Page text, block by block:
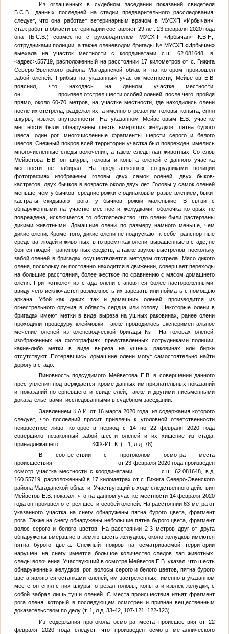
Из оглашенных в судебном заседании показаний свидетеля
Б.С.В.
, данных последней на стадии предварительного расследования,
следует, что она работает ветеринарным врачом в МУСХП «Ирбычан»,
стаж работ в области ветеринарии составляет 29 лет. 23 февраля 2020 года
она (Б.С.В. ) совместно с руководителем МУСХП «Ирбычан»К.В.Н,
сотрудниками полиции, а также оленеводом бригады № МУСХП «Ирбычан»
выехала на участок местности с координатами с.ш. 62.081648, в.
<адрес>.55719, расположенный на расстоянии 17 километров от с. Гижига
Северо-Эвенского района Магаданской области, на котором произошел
забой оленей. Прибыв на указанный участок местности, Мейветов Е.В.
пояснил, что находясь на данном участке местности,
он произвел отстрел шести особей оленей, после чего, пройдя
прямо, около 60-70 метров, на участке местности, где находились олени
после их отстрела, разделал их, а именно отрезал им головы, копыта, снял
шкуры, извлек внутренности. На указанном Мейветовым Е.В. участке
местности были обнаружены шесть вмерзших желудков, пятна бурого
цвета, один рог, многочисленные фрагменты шерсти серого и белого
цветов. Снежный покров всей территории участка был поврежден, имелись
многочисленные следы волочения, а также следы лап животных. Со слов
Мейветова Е.В. он шкуры, головы и копыта оленей с данного участка
местности не забирал. На представленных сотрудниками полиции
фотографиях изображены головы двух самок оленей, двух быков-
кастратов, двух бычков в возрасте около двух лет. Головы у самок оленей
меньше, чем у бычков, средние рожки с одинаковым разветвлением, быки-
кастраты скидывают рога, у бычков рожки маленькие. В связи с
обнаруженными на участке местности желудками, оболочка которых не
повреждена, исключается то обстоятельство, что олени были растерзаны
дикими животными. Домашние олени по размеру намного меньше, чем
дикие олени. Кроме того, дикие олени не подпускают к себе транспортные
средства, людей и животных, в то время как олени, выращенные в стаде, не
боятся людей, транспортных средств, а также звуков выстрелов, поскольку
забой оленей в бригадах осуществляется методом отстрела. Мясо дикого
оленя, поскольку он постоянно находится в движении, совершает переходы
на большие расстояния, более жесткое по сравнению с мясом домашнего
оленя. При «отколе» из стада олени становятся более настороженными,
ввиду чего исключается возможность их зарезать или поймать с помощью
аркана. Убой как диких, так и домашних оленей, производится из
огнестрельного оружия в область сердца или голову. Некоторые олени в
бригадах имеют метки в виде выреза на ушных раковинах, ранее олени
проходили процедуру клеймовки, также проводилось экспериментальное
мечение оленей из оленеводческой бригады №
. На головах оленей,
изображенных на фотографиях, представленных сотрудниками полиции,
какие-либо метки в виде выреза на ушных раковинах или бирки
отсутствуют. Потерявшись, домашние олени могут самостоятельно найти
дорогу в стадо.
Виновность подсудимого Мейветова Е.В. в совершении данного
преступления подтверждается, кроме данных им признательных показаний
и показаний потерпевшего и свидетелей, также и другими письменными
доказательствами, исследованными в судебном заседании.
Заявлением К.А.И. от 16 марта 2020 года, из содержания которого
следует, что последний просит привлечь к уголовной ответственности
неизвестное лицо, которое в период с 14 по 22 февраля 2020 года
совершило незаконный забой шести оленей и их хищение из стада,
принадлежащего КФХ-ИП К. (т. 1, л.д. 78).
В соответствии с протоколом осмотра места
происшествия от 23 февраля 2020 года произведен
осмотр участка местности с координатами с.ш. 62.081648, в.д.
160.55719, расположенный в 17 километрах от с. Гижига Северо-Эвенского
района Магаданской области. Участвующий в ходе следственного действия
Мейветов Е.В. показал, что на данном участке местности 14 февраля 2020
года он произвел отстрел шести особей оленей. На расстоянии 63 метра от
указанного участка на снегу обнаружены пятна бурого цвета, фрагмент
рога. Также на снегу обнаружены небольшие пятна бурого цвета, фрагмент
волос серого и белого цветов. На расстоянии 2-3 метров друг от друга
обнаружены вмерзшие в землю шесть желудков, около желудков имеются
пятна бурого цвета. Снежный покров на осматриваемой территории
нарушен, на снегу имеется большое количество следов лап животных,
следы волочения. Участвующий в осмотре Мейветов Е.В. указал, что шесть
обнаруженных желудков, рог, волосы серого и белого цветов, пятна бурого
цвета являются останками оленей, им застреленных, именно в указанном
месте он снял с них шкуры, отрезал головы, копыта и извлек желудки, с
собой забрал лишь туши оленей. С места происшествия изъят фрагмент
рога оленя, который в последующем осмотрен и признан вещественным
доказательством по делу (т. 1, л.д. 33-42, 107-121, 122-123).
Из содержания протокола осмотра места происшествия от 22
февраля 2020 года следует, что произведен осмотр металлического